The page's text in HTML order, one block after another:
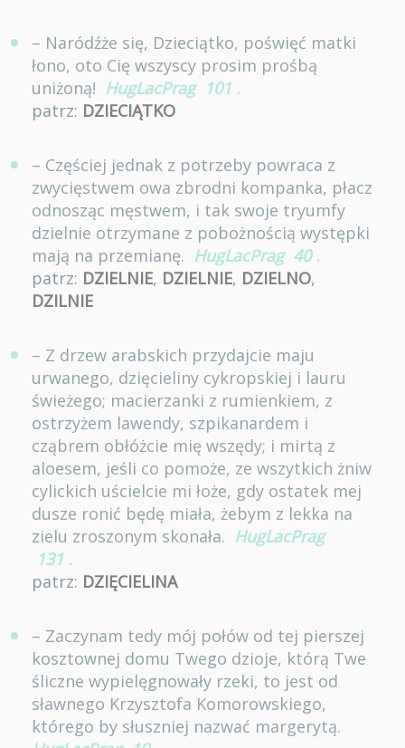
– Naródźże się, Dzieciątko, poświęć matki
łono, oto Cię wszyscy prosim prośbą
uniżoną! HugLacPrag 101 .
patrz: DZIECIĄTKO
– Częściej jednak z potrzeby powraca z
zwycięstwem owa zbrodni kompanka, płacz
odnosząc męstwem, i tak swoje tryumfy
dzielnie otrzymane z pobożnością występki
mają na przemianę. HugLacPrag 40 .
patrz: DZIELNIE, DZIELNIE, DZIELNO,
DZILNIE
– Z drzew arabskich przydajcie maju
urwanego, dzięcieliny cykropskiej i lauru
świeżego; macierzanki z rumienkiem, z
ostrzyżem lawendy, szpikanardem i
cząbrem obłóżcie mię wszędy; i mirtą z
aloesem, jeśli co pomoże, ze wszytkich żniw
cylickich uścielcie mi łoże, gdy ostatek mej
dusze ronić będę miała, żebym z lekka na
zielu zroszonym skonała. HugLacPrag
131 .
patrz: DZIĘCIELINA
– Zaczynam tedy mój połów od tej pierszej
kosztownej domu Twego dzioje, którą Twe
śliczne wypielęgnowały rzeki, to jest od
sławnego Krzysztofa Komorowskiego,
którego by słuszniej nazwać margerytą.